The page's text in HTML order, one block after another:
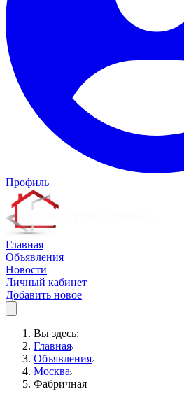
Профиль
Главная
Объявления
Новости
Личный кабинет
Добавить новое
Вы здесь:
Главная
Объявления
Москва
Фабричная